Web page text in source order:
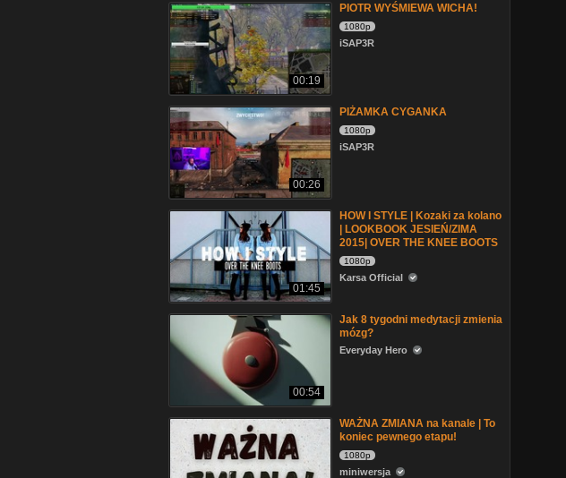
00:19
PIOTR WYŚMIEWA WICHA!
1080p
iSAP3R
00:26
PIŻAMKA CYGANKA
1080p
iSAP3R
01:45
HOW I STYLE | Kozaki za kolano
| LOOKBOOK JESIEŃ/ZIMA
2015| OVER THE KNEE BOOTS
1080p
Karsa Official
00:54
Jak 8 tygodni medytacji zmienia
mózg?
Everyday Hero
WAŻNA ZMIANA na kanale | To
koniec pewnego etapu!
1080p
miniwersja